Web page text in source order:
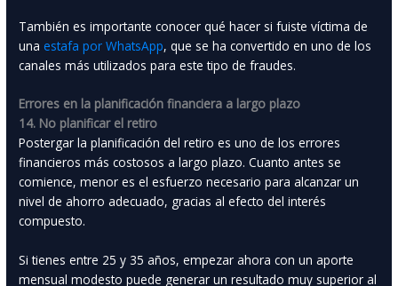
También es importante conocer qué hacer si fuiste víctima de
unaestafa por WhatsApp, que se ha convertido en uno de los
canales más utilizados para este tipo de fraudes.
Errores en la planificación financiera a largo plazo
14. No planificar el retiro
Postergar la planificación del retiro es uno de los errores
financieros más costosos a largo plazo. Cuanto antes se
comience, menor es el esfuerzo necesario para alcanzar un
nivel de ahorro adecuado, gracias al efecto del interés
compuesto.
Si tienes entre 25 y 35 años, empezar ahora con un aporte
mensual modesto puede generar un resultado muy superior al